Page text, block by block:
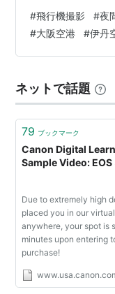
ほら。まもなくオ
jika"ができると多
であるW2を通り
端に向…
#飛行機撮影 #夜
#大阪空港 #伊丹
ネットで話題
79 ブックマーク
Canon Digital
Sample Video: EOS
Due to extremely high
placed you in our
anywhere, your spot is
minutes upon entering
purchase!